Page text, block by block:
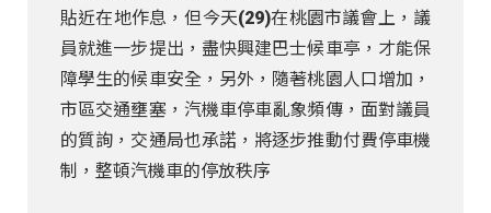
貼近在地作息，但今天(29)在桃園市議會上，議
員就進一步提出，盡快興建巴士候車亭，才能保
障學生的候車安全，另外，隨著桃園人口增加，
市區交通壅塞，汽機車停車亂象頻傳，面對議員
的質詢，交通局也承諾，將逐步推動付費停車機
制，整頓汽機車的停放秩序